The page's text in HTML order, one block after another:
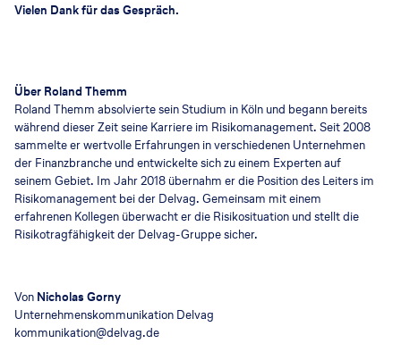
Vielen Dank für das Gespräch.
Über Roland Themm
Roland Themm absolvierte sein Studium in Köln und begann bereits
während dieser Zeit seine Karriere im Risikomanagement. Seit 2008
sammelte er wertvolle Erfahrungen in verschiedenen Unternehmen
der Finanzbranche und entwickelte sich zu einem Experten auf
seinem Gebiet. Im Jahr 2018 übernahm er die Position des Leiters im
Risikomanagement bei der Delvag. Gemeinsam mit einem
erfahrenen Kollegen überwacht er die Risikosituation und stellt die
Risikotragfähigkeit der Delvag-Gruppe sicher.
Von Nicholas Gorny
Unternehmenskommunikation Delvag
kommunikation@delvag.de